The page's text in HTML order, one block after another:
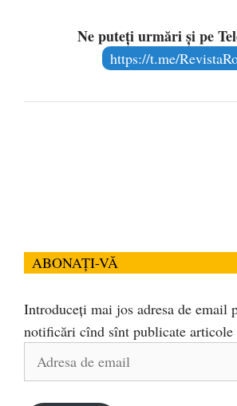
Ne puteți urmări și pe
https://t.me/
ABONAȚI-VĂ
Introduceți mai jos adresa de email
notificări cînd sînt publicate articole